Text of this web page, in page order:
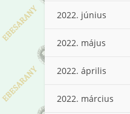
2022. június
2022. május
2022. április
2022. március